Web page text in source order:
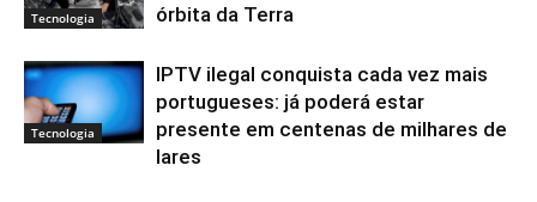
Tecnologia
órbita da Terra
Tecnologia
IPTV ilegal conquista cada vez mais
portugueses: já poderá estar
presente em centenas de milhares de
lares